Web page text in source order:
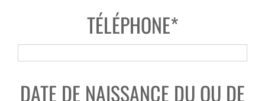
TÉLÉPHONE*
DATE DE NAISSANCE DU OU DE